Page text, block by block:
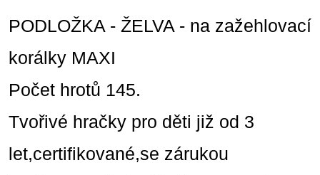
PODLOŽKA - ŽELVA - na zažehlovací
korálky MAXI
Počet hrotů 145.
Tvořivé hračky pro děti již od 3
let,certifikované,se zárukou